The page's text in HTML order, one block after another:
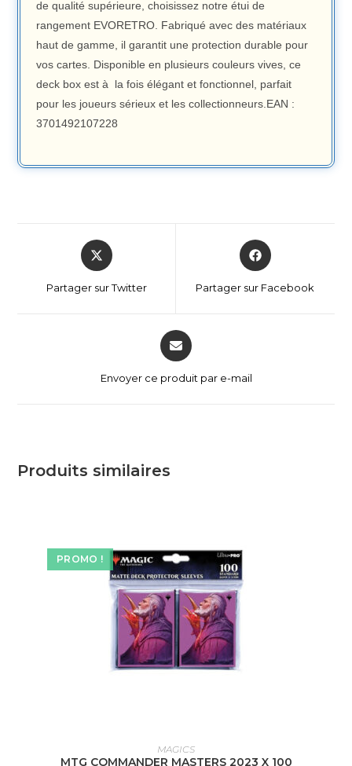
de qualité supérieure, choisissez notre étui de
rangement EVORETRO. Fabriqué avec des matériaux
haut de gamme, il garantit une protection durable pour
vos cartes. Disponible en plusieurs couleurs vives, ce
deck box est à la fois élégant et fonctionnel, parfait
pour les joueurs sérieux et les collectionneurs.EAN :
3701492107228
Partager sur Twitter Partager sur Facebook
Envoyer ce produit par e-mail
Produits similaires
PROMO !
AJOUTER AU PANIER
MAGICS
MTG COMMANDER MASTERS 2023 X 100